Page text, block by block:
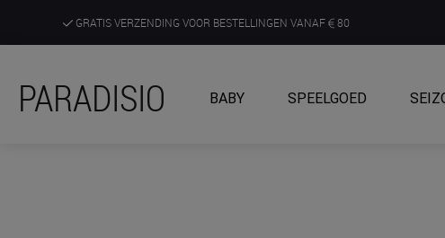
GRATIS VERZENDING VOOR BESTELLINGEN VANAF 80
ONTDEK, BELEEF EN KRIJG ADVIES IN ONZE WINKELS
PARADISIO BABY SPEELGOED